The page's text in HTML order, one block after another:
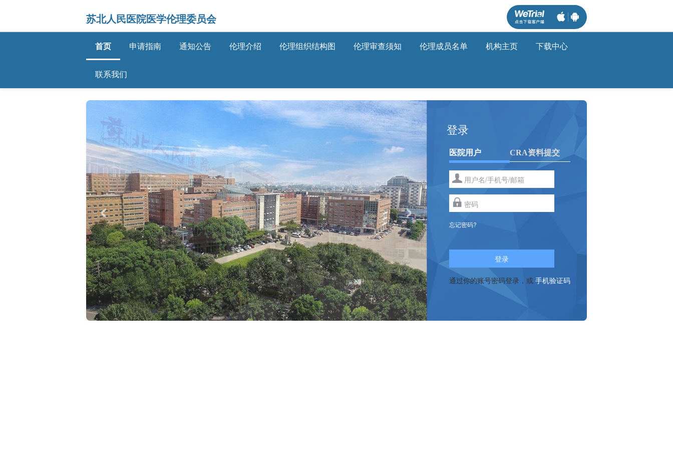
苏北人民医院医学伦理委员会
首页 申请指南 通知公告 伦理介绍 伦理组织结构图 伦理审查须知 伦理成员名单 机构主页 下载中心
联系我们
‹ ›
登录
医院用户 CRA资料提交
忘记密码?
登录
通过你的账号密码登录，或 手机验证码